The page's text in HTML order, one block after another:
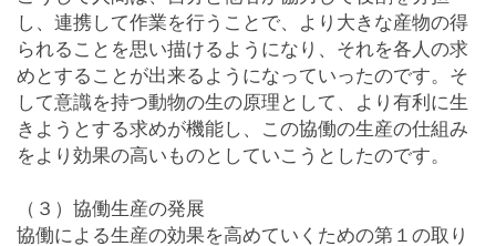
し、連携して作業を行うことで、より大きな産物の得
られることを思い描けるようになり、それを各人の求
めとすることが出来るようになっていったのです。そ
して意識を持つ動物の生の原理として、より有利に生
きようとする求めが機能し、この協働の生産の仕組み
をより効果の高いものとしていこうとしたのです。
（３）協働生産の発展
協働による生産の効果を高めていくための第１の取り